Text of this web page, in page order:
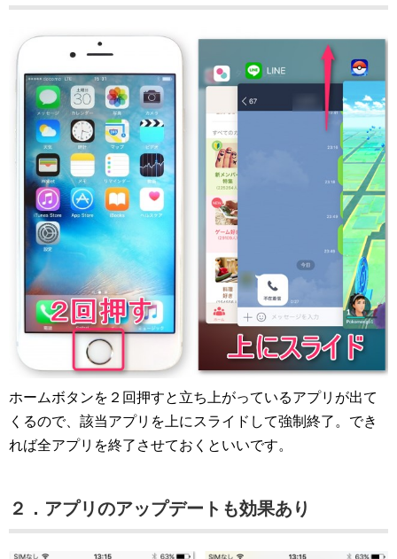
ホームボタンを２回押すと立ち上がっているアプリが出て
くるので、該当アプリを上にスライドして強制終了。でき
れば全アプリを終了させておくといいです。
２．アプリのアップデートも効果あり